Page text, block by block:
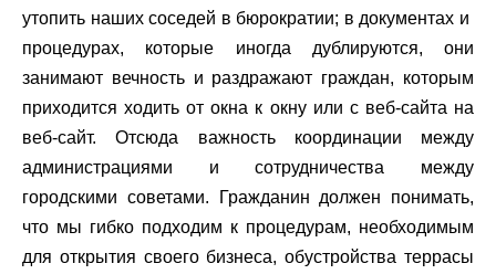
утопить наших соседей в бюрократии; в документах и ​​
процедурах, которые иногда дублируются, они
занимают вечность и раздражают граждан, которым
приходится ходить от окна к окну или с веб-сайта на
веб-сайт. Отсюда важность координации между
администрациями и сотрудничества между
городскими советами. Гражданин должен понимать,
что мы гибко подходим к процедурам, необходимым
для открытия своего бизнеса, обустройства террасы